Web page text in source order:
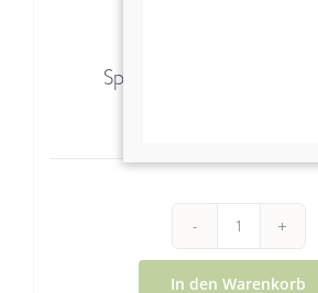
Sparkling Grüner
Grüner
In den Warenkorb